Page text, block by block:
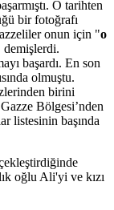
O tarihten
bir fotoğrafı
onun için "o
demişlerdi.
başardı. En son
olmuştu.
birini
Bölgesi’nden
listesinin başında
oğlu Ali'yi ve kızı